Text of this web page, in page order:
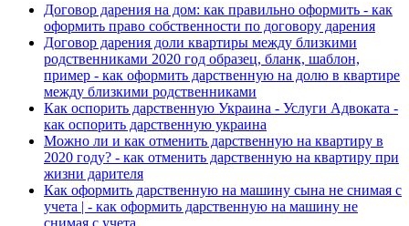
Договор дарения на дом: как правильно оформить - как
оформить право собственности по договору дарения
Договор дарения доли квартиры между близкими
родственниками 2020 год образец, бланк, шаблон,
пример - как оформить дарственную на долю в квартире
между близкими родственниками
Как оспорить дарственную Украина - Услуги Адвоката -
как оспорить дарственную украина
Можно ли и как отменить дарственную на квартиру в
2020 году? - как отменить дарственную на квартиру при
жизни дарителя
Как оформить дарственную на машину сына не снимая с
учета | - как оформить дарственную на машину не
снимая с учета